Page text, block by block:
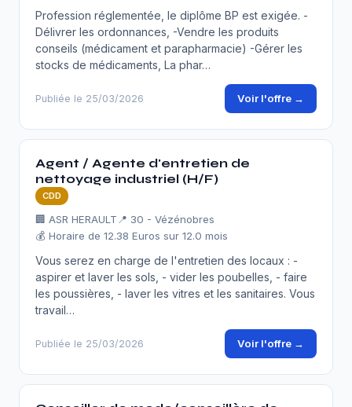
Profession réglementée, le diplôme BP est exigée. -
Délivrer les ordonnances, -Vendre les produits
conseils (médicament et parapharmacie) -Gérer les
stocks de médicaments, La phar…
Publiée le 25/03/2026 Voir l'offre →
Agent / Agente d'entretien de
nettoyage industriel (H/F)
CDD
🏢 ASR HERAULT 📍 30 - Vézénobres
💰 Horaire de 12.38 Euros sur 12.0 mois
Vous serez en charge de l'entretien des locaux : -
aspirer et laver les sols, - vider les poubelles, - faire
les poussières, - laver les vitres et les sanitaires. Vous
travail…
Publiée le 25/03/2026 Voir l'offre →